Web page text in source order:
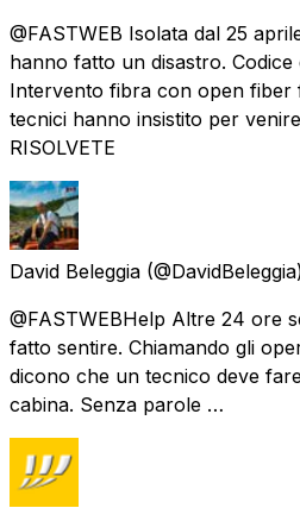
@FASTWEB Isolata dal 25
hanno fatto un disastro.
Intervento fibra con open fiber
tecnici hanno insistito per
RISOLVETE
David Beleggia
@FASTWEBHelp Altre 24 ore
fatto sentire. Chiamando gli
dicono che un tecnico deve
cabina. Senza parole …